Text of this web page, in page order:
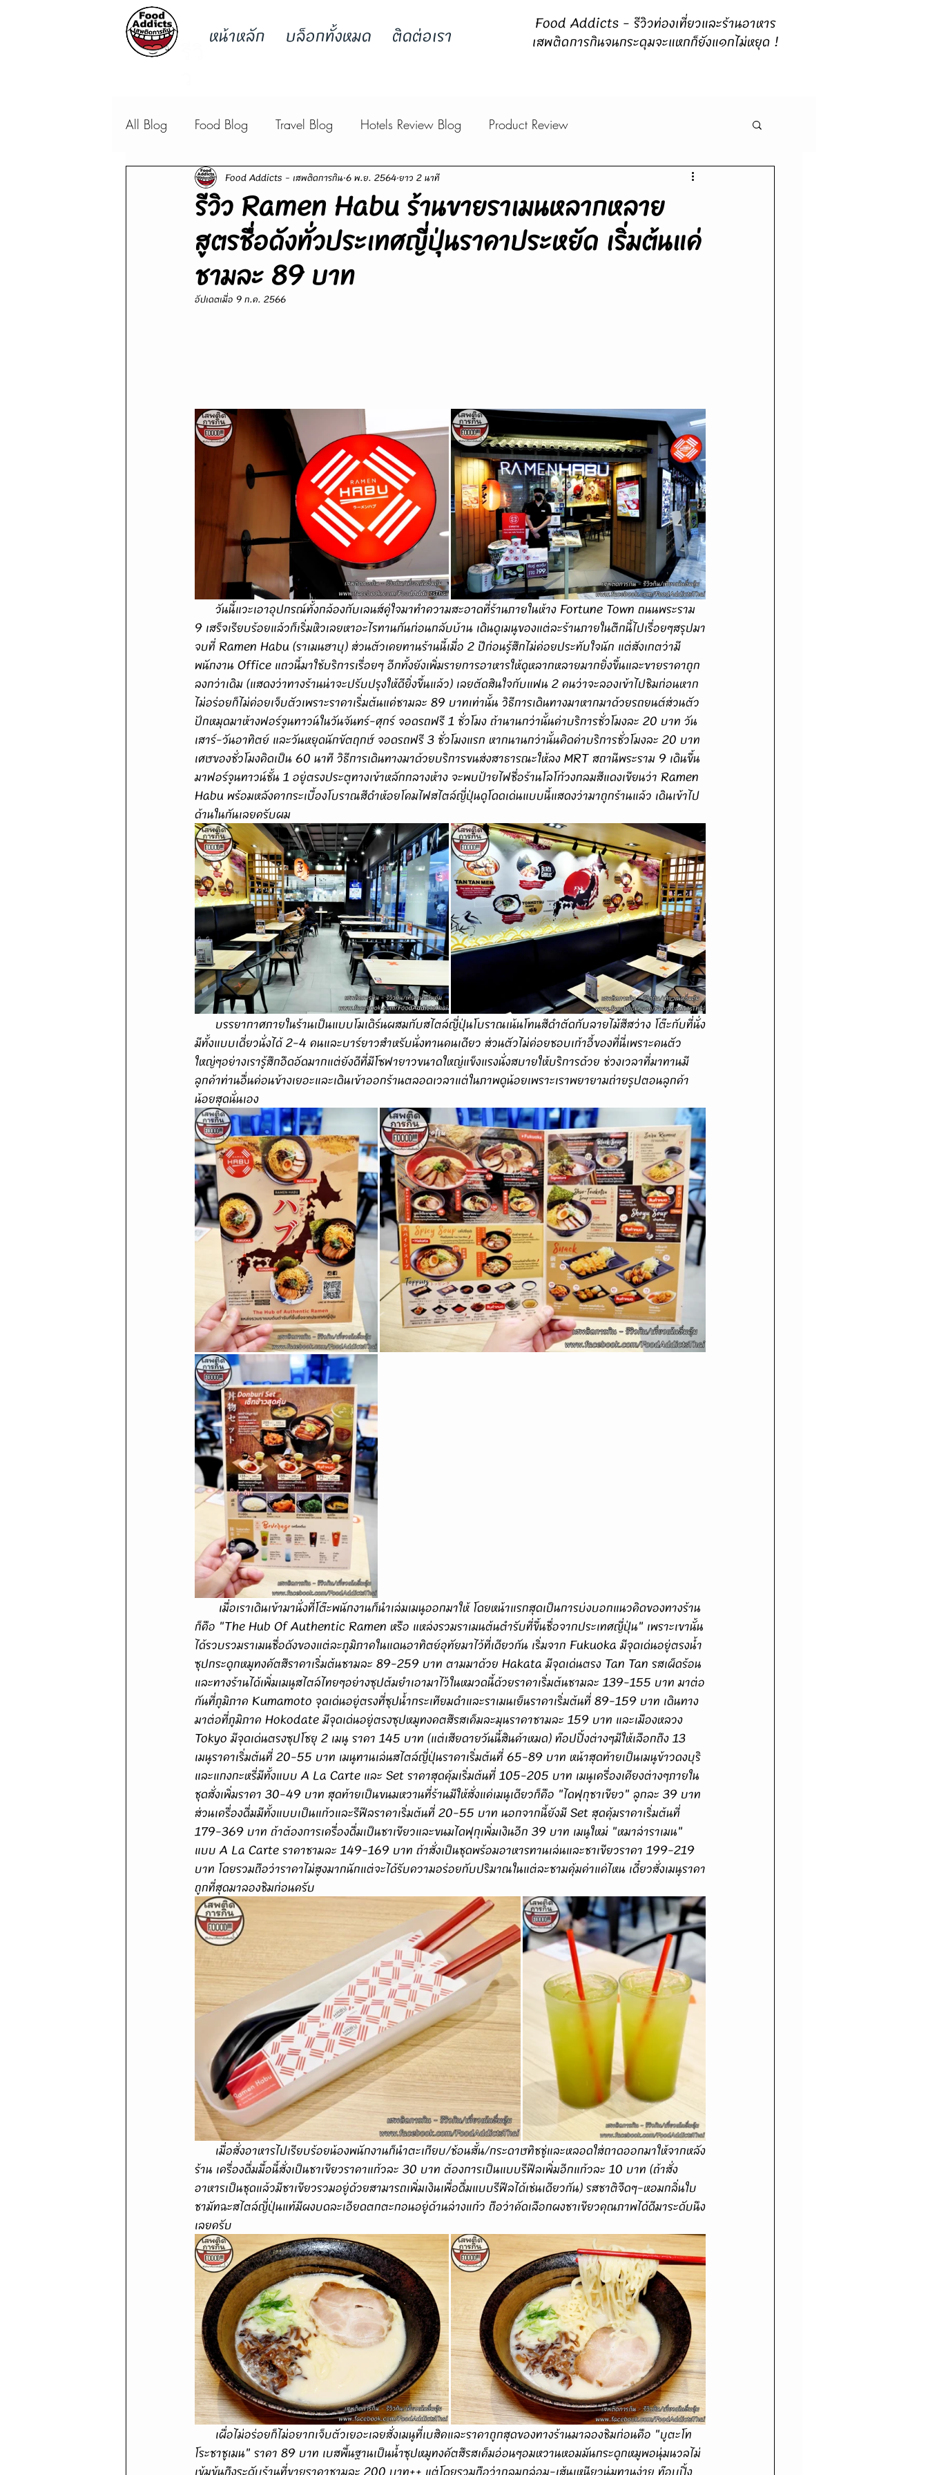
หน้าหลัก บล็อกทั้งหมด ติดต่อเรา
Food Addicts - รีวิวท่องเที่ยวและร้านอาหาร
เสพติดการกินจนกระดุมจะแหกก็ยังแ๑กไม่หยุด !
All Blog Food Blog Travel Blog Hotels Review Blog Product Review
รีวิว Ramen Habu ร้านขายราเมนหลากหลาย
สูตรชื่อดังทั่วประเทศญี่ปุ่นราคาประหยัด เริ่มต้นแค่
ชามละ 89 บาท
Food Addicts - เสพติดการกิน 6 พ.ย. 2564ยาว 2 นาที
อัปเดตเมื่อ 9 ก.ค. 2566
9 เสร็จเรียบร้อยแล้วก็เริ่มหิวเลยหาอะไรทานกันก่อนกลับบ้าน เดินดูเมนูของแต่ละร้านภายในตึกนี้ไปเรื่อยๆสรุปมา
จบที่ Ramen Habu (ราเมนฮาบุ) ส่วนตัวเคยทานร้านนี้เมื่อ 2 ปีก่อนรู้สึกไม่ค่อยประทับใจนัก แต่สังเกตว่ามี
พนักงาน Office แถวนี้มาใช้บริการเรื่อยๆ อีกทั้งยังเพิ่มรายการอาหารให้ดูหลากหลายมากยิ่งขึ้นและขายราคาถูก
ลงกว่าเดิม (แสดงว่าทางร้านน่าจะปรับปรุงให้ดียิ่งขึ้นแล้ว) เลยตัดสินใจกับแฟน 2 คนว่าจะลองเข้าไปชิมก่อนหาก
ไม่อร่อยก็ไม่ค่อยเจ็บตัวเพราะราคาเริ่มต้นแค่ชามละ 89 บาทเท่านั้น วิธีการเดินทางมาหากมาด้วยรถยนต์ส่วนตัว
ปักหมุดมาห้างฟอร์จูนทาวน์ในวันจันทร์-ศุกร์ จอดรถฟรี 1 ชั่วโมง ถ้านานกว่านั้นค่าบริการชั่วโมงละ 20 บาท วัน
เสาร์-วันอาทิตย์ และวันหยุดนักขัตฤกษ์ จอดรถฟรี 3 ชั่วโมงแรก หากนานกว่านั้นคิดค่าบริการชั่วโมงละ 20 บาท
เศษของชั่วโมงคิดเป็น 60 นาที วิธีการเดินทางมาด้วยบริการขนส่งสาธารณะให้ลง MRT สถานีพระราม 9 เดินขึ้น
มาฟอร์จูนทาวน์ชั้น 1 อยู่ตรงประตูทางเข้าหลักกลางห้าง จะพบป้ายไฟชื่อร้านโลโก้วงกลมสีแดงเขียนว่า Ramen
Habu พร้อมหลังคากระเบื้องโบราณสีดำห้อยโคมไฟสไตล์ญี่ปุ่นดูโดดเด่นแบบนี้แสดงว่ามาถูกร้านแล้ว เดินเข้าไป
ด้านในกันเลยครับผม
มีทั้งแบบเดี่ยวนั่งได้ 2-4 คนและบาร์ยาวสำหรับนั่งทานคนเดียว ส่วนตัวไม่ค่อยชอบเก้าอี้ของที่นี่เพราะคนตัว
ใหญ่ๆอย่างเรารู้สึกอึดอัดมากแต่ยังดีที่มีโซฟายาวขนาดใหญ่แข็งแรงนั่งสบายให้บริการด้วย ช่วงเวลาที่มาทานมี
ลูกค้าท่านอื่นค่อนข้างเยอะและเดินเข้าออกร้านตลอดเวลาแต่ในภาพดูน้อยเพราะเราพยายามถ่ายรูปตอนลูกค้า
น้อยสุดนั่นเอง
ก็คือ "The Hub Of Authentic Ramen หรือ แหล่งรวมราเมนต้นตำรับที่ขึ้นชื่อจากประเทศญี่ปุ่น" เพราะเขานั้น
ได้รวบรวมราเมนชื่อดังของแต่ละภูมิภาคในแดนอาทิตย์อุทัยมาไว้ที่เดียวกัน เริ่มจาก Fukuoka มีจุดเด่นอยู่ตรงน้ำ
ซุปกระดูกหมูทงคัตสึราคาเริ่มต้นชามละ 89-259 บาท ตามมาด้วย Hakata มีจุดเด่นตรง Tan Tan รสเผ็ดร้อน
และทางร้านได้เพิ่มเมนูสไตล์ไทยๆอย่างซุปต้มยำเอามาไว้ในหมวดนี้ด้วยราคาเริ่มต้นชามละ 139-155 บาท มาต่อ
กันที่ภูมิภาค Kumamoto จุดเด่นอยู่ตรงที่ซุปน้ำกระเทียมดำและราเมนเย็นราคาเริ่มต้นที่ 89-159 บาท เดินทาง
มาต่อที่ภูมิภาค Hokodate มีจุดเด่นอยู่ตรงซุปหมูทงคตสึรสเค็มละมุนราคาชามละ 159 บาท และเมืองหลวง
Tokyo มีจุดเด่นตรงซุปโชยุ 2 เมนู ราคา 145 บาท (แต่เสียดายวันนี้สินค้าหมด) ท๊อปปิ้งต่างๆมีให้เลือกถึง 13
เมนูราคาเริ่มต้นที่ 20-55 บาท เมนูทานเล่นสไตล์ญี่ปุ่นราคาเริ่มต้นที่ 65-89 บาท หน้าสุดท้ายเป็นเมนูข้าวดงบุริ
และแกงกะหรี่มีทั้งแบบ A La Carte และ Set ราคาสุดคุ้มเริ่มต้นที่ 105-205 บาท เมนูเครื่องเคียงต่างๆภายใน
ชุดสั่งเพิ่มราคา 30-49 บาท สุดท้ายเป็นขนมหวานที่ร้านมีให้สั่งแค่เมนูเดียวก็คือ "ไดฟุกุชาเขียว" ลูกละ 39 บาท
ส่วนเครื่องดื่มมีทั้งแบบเป็นแก้วและรีฟีลราคาเริ่มต้นที่ 20-55 บาท นอกจากนี้ยังมี Set สุดคุ้มราคาเริ่มต้นที่
179-369 บาท ถ้าต้องการเครื่องดื่มเป็นชาเขียวและขนมไดฟุกุเพิ่มเงินอีก 39 บาท เมนูใหม่ "หมาล่าราเมน"
แบบ A La Carte ราคาชามละ 149-169 บาท ถ้าสั่งเป็นชุดพร้อมอาหารทานเล่นและชาเขียวราคา 199-219
บาท โดยรวมถือว่าราคาไม่สูงมากนักแต่จะได้รับความอร่อยกับปริมาณในแต่ละชามคุ้มค่าแค่ไหน เดี๋ยวสั่งเมนูราคา
ถูกที่สุดมาลองชิมก่อนครับ
ร้าน เครื่องดื่มมื้อนี้สั่งเป็นชาเขียวราคาแก้วละ 30 บาท ต้องการเป็นแบบรีฟีลเพิ่มอีกแก้วละ 10 บาท (ถ้าสั่ง
อาหารเป็นชุดแล้วมีชาเขียวรวมอยู่ด้วยสามารถเพิ่มเงินเพื่อดื่มแบบรีฟีลได้เช่นเดียวกัน) รสชาติจืดๆ-หอมกลิ่นใบ
ชามัทฉะสไตล์ญี่ปุ่นแท้มีผงบดละเอียดตกตะกอนอยู่ด้านล่างแก้ว ถือว่าคัดเลือกผงชาเขียวคุณภาพได้ดีมาระดับนึง
เลยครับ
โระชาชูเมน" ราคา 89 บาท เบสพื้นฐานเป็นน้ำซุปหมูทงคัตสึรสเค็มอ่อนๆอมหวานหอมมันกระดูกหมูพอนุ่มนวลไม่